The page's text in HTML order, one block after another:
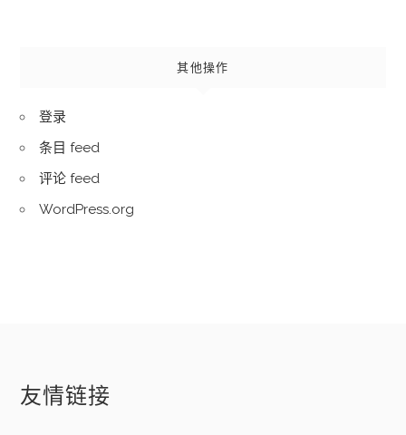
其他操作
登录
条目 feed
评论 feed
WordPress.org
友情链接